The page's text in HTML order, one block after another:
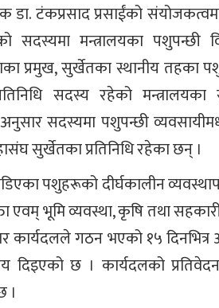
डा. टंकप्रसाद प्रसाईंको
मन्त्रालयका पशुपन्छी
प्रमुख, सुर्खेतका स्थानीय तहका
सदस्य रहेको
अनुसार सदस्यमा पशुपन्छी
सुर्खेतका प्रतिनिधि रहेका छन् ।
पशुहरूको दीर्घकालीन
एवम् भूमि व्यवस्था, कृषि तथा सहकारी
कार्यदलले गठन भएको १५
दिइएको छ । कार्यदलको
।